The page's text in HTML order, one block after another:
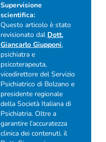
Supervisione
scientifica:
Questo articolo è stato
revisionato dal Dott.
Giancarlo Giupponi,
psichiatra e
psicoterapeuta,
vicedirettore del Servizio
Psichiatrico di Bolzano e
presidente regionale
della Società Italiana di
Psichiatria. Oltre a
garantire l’accuratezza
clinica dei contenuti, il